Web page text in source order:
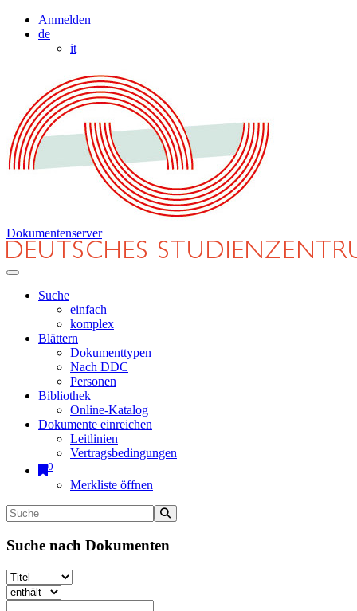
Anmelden
de
it
Dokumentenserver
Suche
einfach
komplex
Blättern
Dokumenttypen
Nach DDC
Personen
Bibliothek
Online-Katalog
Dokumente einreichen
Leitlinien
Vertragsbedingungen
0
Merkliste öffnen
Suche nach Dokumenten